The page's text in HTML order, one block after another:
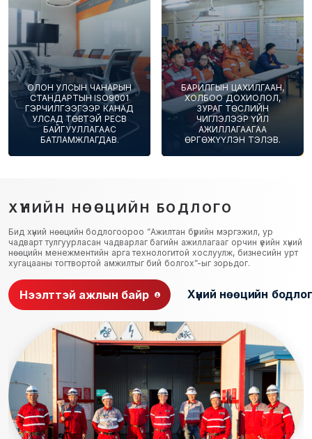
ОЛОН УЛСЫН ЧАНАРЫН
СТАНДАРТЫН ISO9001
ГЭРЧИЛГЭЭГЭЭР КАНАД
УЛСАД ТӨВТЭЙ PECB
БАЙГУУЛЛАГААС
БАТЛАМЖЛАГДАВ.
БАРИЛГЫН ЦАХИЛГААН,
ХОЛБОО ДОХИОЛОЛ,
ЗУРАГ ТӨСЛИЙН
ЧИГЛЭЛЭЭР ҮЙЛ
АЖИЛЛАГААГАА
ӨРГӨЖҮҮЛЭН ТЭЛЭВ.
ХҮНИЙН НӨӨЦИЙН БОДЛОГО
Бид хүний нөөцийн бодлогоороо ”Ажилтан бүрийн мэргэжил, ур
чадварт тулгуурласан чадварлаг багийн ажиллагааг орчин үеийн хүний
нөөцийн менежментийн арга технологитой хослуулж, бизнесийн урт
хугацааны тогтвортой амжилтыг бий болгох”-ыг зорьдог.
Нээлттэй ажлын байр Хүний нөөцийн